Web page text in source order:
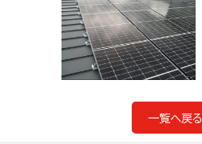
一覧へ戻る